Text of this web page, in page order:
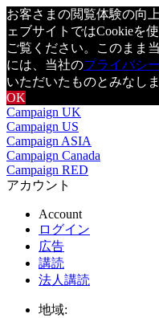
お客さまの閲覧体験の向
ェブサイトではCookieを
ご覧ください。このまま
には、当社のプライバシ
いただいたものとみなしま
OK
Campaign UK
Campaign US
Campaign ASIA
Campaign Canada
Campaign RED
アカウント
Account
ログイン
広告
講読
法人講読
地域: